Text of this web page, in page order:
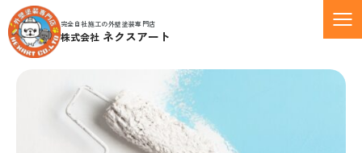
完全自社施工の外壁塗装専門店
株式会社 ネクスアート